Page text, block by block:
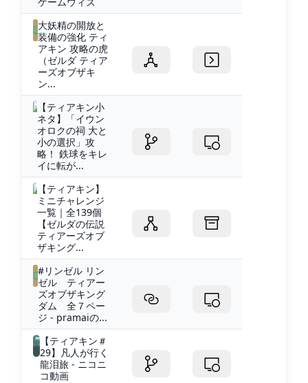
大妖精の開放と
装備の強化 ティ
アキン 攻略の虎
（ゼルダ ティア
ーズオブザキ
ン...
【ティアキン小
ネタ】「イウン
オロクの祠 大と
小の選択」攻
略！ 鉄球をキレ
イに転が...
【ティアキン】
ミニチャレンジ
一覧｜全139個
【ゼルダの伝説
ティアーズオブ
ザキング...
#リンゼル リン
ゼル ティアー
ズオブザキング
ダム 全７ペー
ジ - pramaiの...
【ティアキン＃
29】凡人が行く
龍泪旅 - ニコニ
コ動画